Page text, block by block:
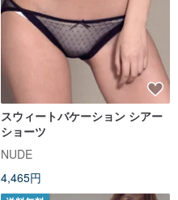
スウィートバケーション シアー
ショーツ
NUDE
4,465円